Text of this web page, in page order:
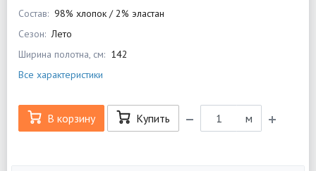
Состав: 98% хлопок / 2% эластан
Сезон: Лето
Ширина полотна, см: 142
Все характеристики
В корзину Купить м